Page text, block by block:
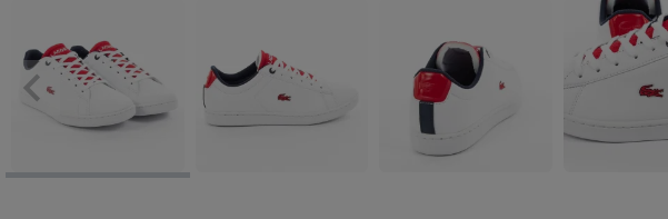
Précédent
keyboard_arrow_left